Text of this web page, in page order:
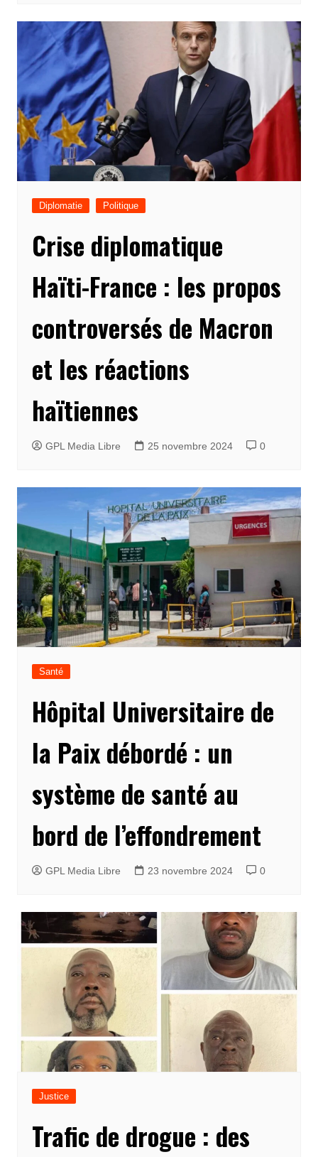
Diplomatie Politique
Crise diplomatique
Haïti-France : les propos
controversés de Macron
et les réactions
haïtiennes
GPL Media Libre 25 novembre 2024 0
Santé
Hôpital Universitaire de
la Paix débordé : un
système de santé au
bord de l’effondrement
GPL Media Libre 23 novembre 2024 0
Justice
Trafic de drogue : des